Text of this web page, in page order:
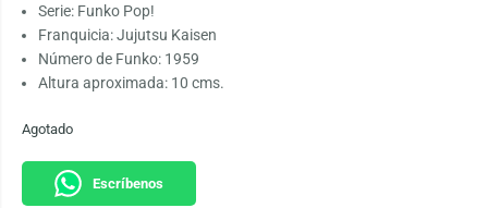
Serie: Funko Pop!
Franquicia: Jujutsu Kaisen
Número de Funko: 1959
Altura aproximada: 10 cms.
Agotado
Escríbenos